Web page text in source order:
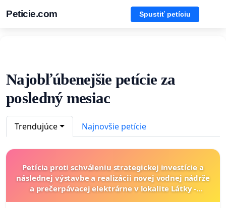
Peticie.com Spustiť petíciu
Najobľúbenejšie petície za
posledný mesiac
Trendujúce Najnovšie petície
Petícia proti schváleniu strategickej investície a
následnej výstavbe a realizácii novej vodnej nádrže
a prečerpávacej elektrárne v lokalite Látky -